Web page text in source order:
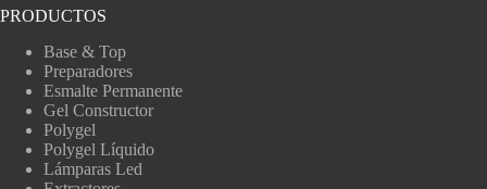
PRODUCTOS
Base & Top
Preparadores
Esmalte Permanente
Gel Constructor
Polygel
Polygel Líquido
Lámparas Led